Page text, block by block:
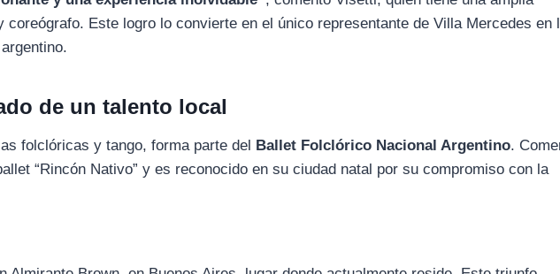
Este logro lo convierte en el único representante de Villa Mercedes en
de un talento local
folclóricas y tango, forma parte del Ballet Folclórico Nacional Argentino.
“Rincón Nativo” y es reconocido en su ciudad natal por su compromiso con la